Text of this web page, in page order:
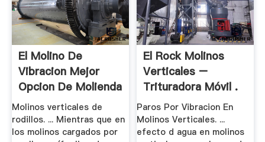
El Molino De
Vibracion Mejor
Opcion De Molienda
Molinos verticales de
rodillos. ... Mientras que en
los molinos cargados por
El Rock Molinos
Verticales –
Trituradora Móvil .
Paros Por Vibracion En
Molinos Verticales. ...
efecto d agua en molinos